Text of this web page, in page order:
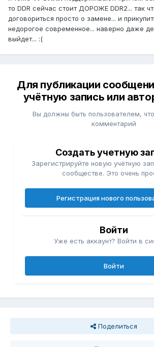
то DDR сейчас стоит ДОРОЖЕ DDR2... так
договориться просто о замене... и
недорогое современное... наверно даже
выйдет... :(
Для публикации
учётную запись или
Вы должны быть пользователем,
комментарий
Создать учетную
Зарегистрируйте новую учётную
сообществе. Это очень
Регистрация нового
Войти
Уже есть аккаунт? Войти в
Войти
Поделиться